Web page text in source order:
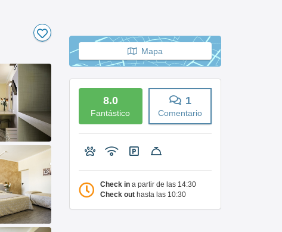
Mapa
8.0
Fantástico
1
Comentario
Check in a partir de las 14:30
Check out hasta las 10:30